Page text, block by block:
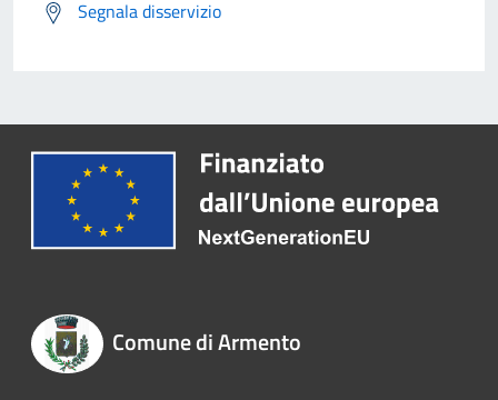
Segnala disservizio
Comune di Armento